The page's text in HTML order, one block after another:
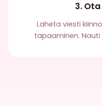
3.
Laheta viesti
tapaaminen.